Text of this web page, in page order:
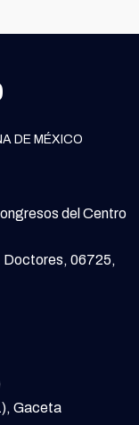
DE MÉXICO
del Centro
Doctores, 06725,
Gaceta